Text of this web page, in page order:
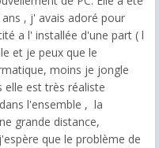
, j' avais adoré pour
a l' installée d'une part ( l
et je peux que le
moins je jongle
elle est très réaliste
l'ensemble , la
grande distance,
que le problème de